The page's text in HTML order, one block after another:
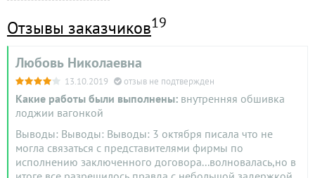
двери, стены, полы, потолки, перегородки, лестницы и
прочее). Любая внутренняя отделка, в т.ч. по дизайн-
проекту. Инженерные работы (электрика, сантехника,
вентиляция, отопление, водоснабжение, канализация).
Разработка проекта домов и коттеджей. Разработка
дизайн-проекта помещений. Изготовление мебели по
дизайн-проекту для коттеджей и загородных домов.
Консультации. Помощь в подборе строительных и
отделочных материалов. Доставка строительных грузов.
Освобождение помещений от мебели и техники.
Выполнение попутной работы, необходимой для
строительства и ремонта. Ремонт мест общественного
Отзывы заказчиков19
Любовь Николаевна
13.10.2019 отзыв не подтвержден
Какие работы были выполнены: внутренняя обшивка
лоджии вагонкой
Выводы: Выводы: Выводы: 3 октября писала что не
могла связаться с представителями фирмы по
исполнению заключенного договора...волновалась,но в